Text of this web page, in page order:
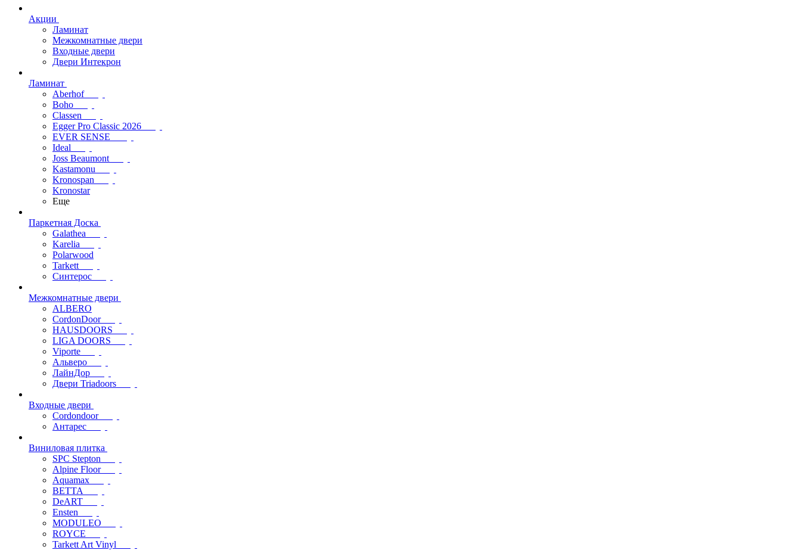
Акции
Ламинат
Межкомнатные двери
Входные двери
Двери Интекрон
Ламинат
Aberhof
Boho
Classen
Egger Pro Classic 2026
EVER SENSE
Ideal
Joss Beaumont
Kastamonu
Kronospan
Kronostar
Еще
Паркетная Доска
Galathea
Karelia
Polarwood
Tarkett
Синтерос
Межкомнатные двери
ALBERO
CordonDoor
HAUSDOORS
LIGA DOORS
Viporte
Альверо
ЛайнДор
Двери Triadoors
Входные двери
Cordondoor
Антарес
Виниловая плитка
SPC Stepton
Alpine Floor
Aquamax
BETTA
DeART
Ensten
MODULEO
ROYCE
Tarkett Art Vinyl